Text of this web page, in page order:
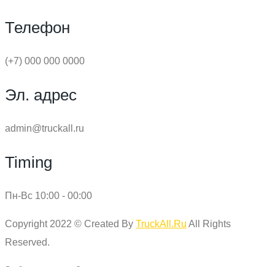
Телефон
(+7) 000 000 0000
Эл. адрес
admin@truckall.ru
Timing
Пн-Вс 10:00 - 00:00
Copyright 2022 © Created By TruckAll.Ru All Rights
Reserved.